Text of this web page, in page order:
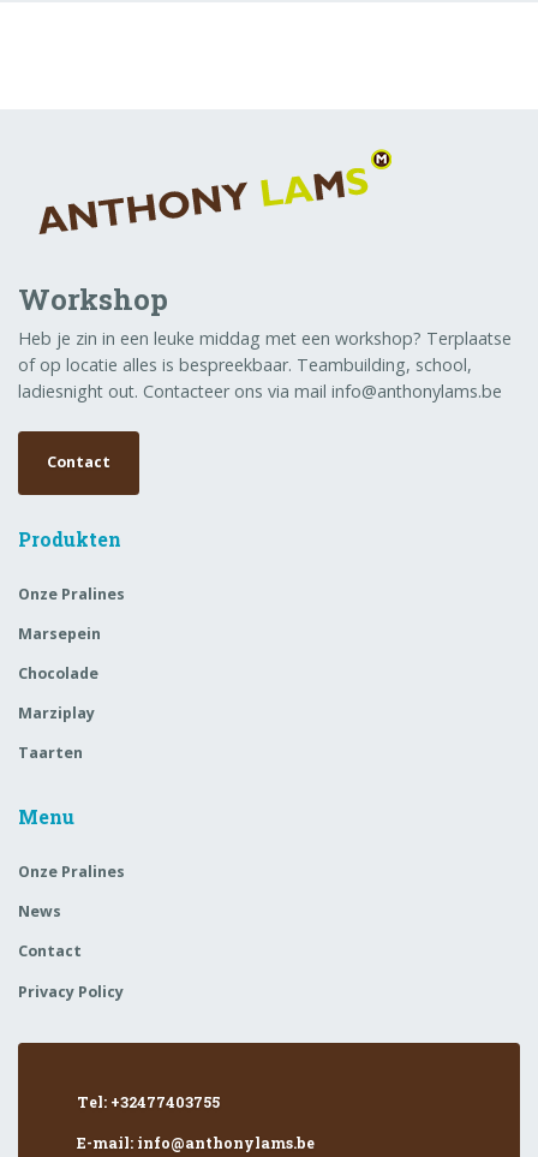
Workshop
Heb je zin in een leuke middag met een workshop? Terplaatse
of op locatie alles is bespreekbaar. Teambuilding, school,
ladiesnight out. Contacteer ons via mail info@anthonylams.be
Contact
Produkten
Onze Pralines
Marsepein
Chocolade
Marziplay
Taarten
Menu
Onze Pralines
News
Contact
Privacy Policy
Tel: +32477403755
E-mail: info@anthonylams.be